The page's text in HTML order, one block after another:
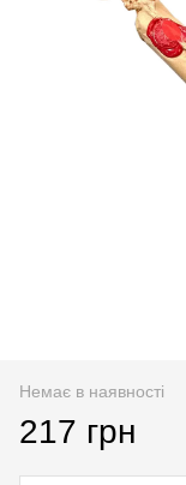
Немає в наявності
217 грн